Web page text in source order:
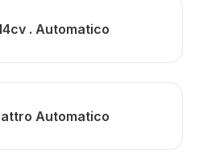
. Automatico
Automatico